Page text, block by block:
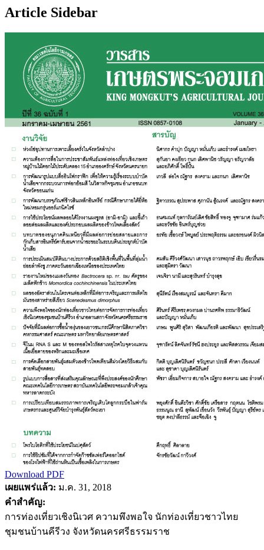
Article Sidebar
Download PDF
เผยแพร่แล้ว: ม.ค. 31, 2018
คำสำคัญ:
การท่องเที่ยวเชิงนิเวศ ความพึงพอใจ นักท่องเที่ยวชาวไทย
ชุมชนบ้านคีรีวง จังหวัดนครศรีธรรมราช